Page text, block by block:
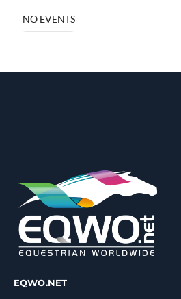
NO EVENTS
EQWO.NET